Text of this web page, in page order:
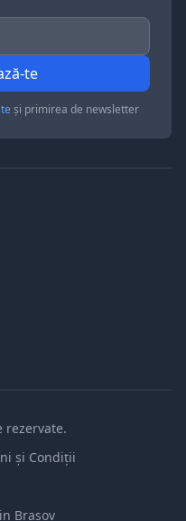
te
și primirea de newsletter
rezervate.
și Condiții
Brașov